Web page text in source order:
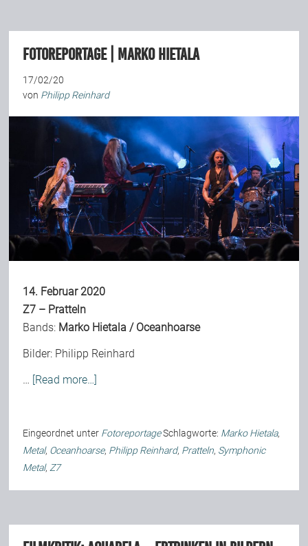
Fotoreportage | Marko Hietala
17/02/20
von Philipp Reinhard
14. Februar 2020
Z7 – Pratteln
Bands: Marko Hietala / Oceanhoarse
Bilder: Philipp Reinhard
… [Read more…]
Eingeordnet unter FotoreportageSchlagworte: Marko Hietala,
Metal, Oceanhoarse, Philipp Reinhard, Pratteln, Symphonic
Metal,Z7